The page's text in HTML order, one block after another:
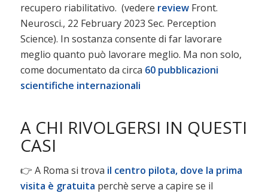
recupero riabilitativo. (vedere reviewFront.
Neurosci., 22 February 2023 Sec. Perception
Science). In sostanza consente di far lavorare
meglio quanto può lavorare meglio. Ma non solo,
come documentato da circa 60 pubblicazioni
scientifiche internazionali
A CHI RIVOLGERSI IN QUESTI
CASI
👉 A Roma si trova il centro pilota, dove la prima
visita è gratuita perchè serve a capire se il